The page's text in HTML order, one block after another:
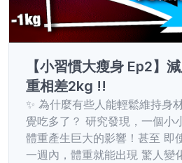
【小習慣大瘦身 Ep2】
重相差2kg !!
✨ 為什麼有些人能輕鬆維持身
覺吃多了？ 研究發現，一個小
體重產生巨大的影響！甚至 即
一週內，體重就能出現 驚人變